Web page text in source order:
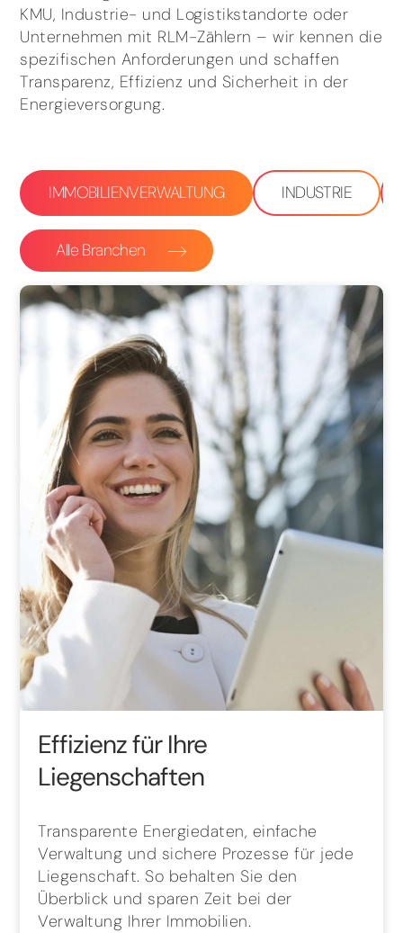
KMU, Industrie- und Logistikstandorte oder
Unternehmen mit RLM-Zählern – wir kennen die
spezifischen Anforderungen und schaffen
Transparenz, Effizienz und Sicherheit in der
Energieversorgung.
IMMOBILIENVERWALTUNG INDUSTRIE
Alle Branchen
Effizienz für Ihre
Liegenschaften
Transparente Energiedaten, einfache
Verwaltung und sichere Prozesse für jede
Liegenschaft. So behalten Sie den
Überblick und sparen Zeit bei der
Verwaltung Ihrer Immobilien.